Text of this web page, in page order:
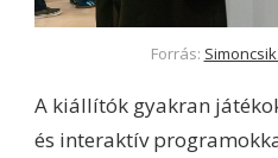
Forrás:
A kiállítók gyakran
és interaktív